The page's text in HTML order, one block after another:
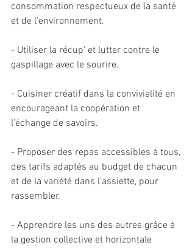
consommation respectueux de la santé
et de l’environnement.
- Utiliser la récup’ et lutter contre le
gaspillage avec le sourire.
- Cuisiner créatif dans la convivialité en
encourageant la coopération et
l’échange de savoirs.
- Proposer des repas accessibles à tous,
des tarifs adaptés au budget de chacun
et de la variété dans l’assiette, pour
rassembler.
- Apprendre les uns des autres grâce à
la gestion collective et horizontale